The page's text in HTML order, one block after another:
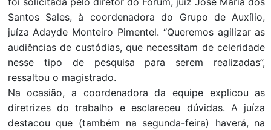
Santos Sales, à coordenadora do Grupo de Auxílio,
juíza Adayde Monteiro Pimentel. “Queremos agilizar as
audiências de custódias, que necessitam de celeridade
nesse tipo de pesquisa para serem realizadas”,
ressaltou o magistrado.
Na ocasião, a coordenadora da equipe explicou as
diretrizes do trabalho e esclareceu dúvidas. A juíza
destacou que (também na segunda-feira) haverá, na